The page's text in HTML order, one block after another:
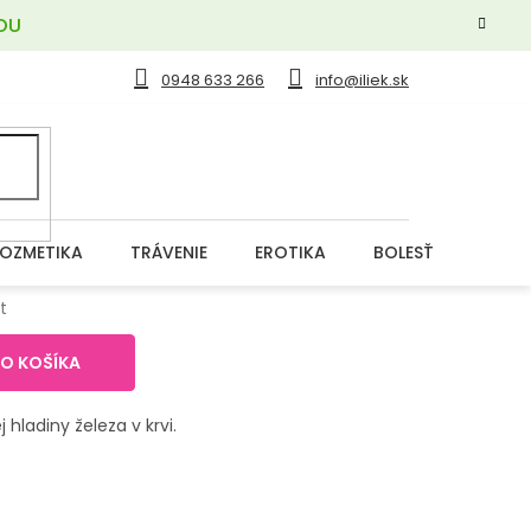
0948 633 266 info@iliek.sk
TRÁVENIE EROTIKA BOLESŤ
KOŠÍKA
železa v krvi.